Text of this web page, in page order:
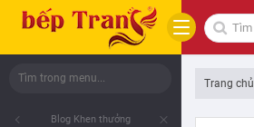
Close submenuBlog Khen thưởng Close menu
Trang chủ